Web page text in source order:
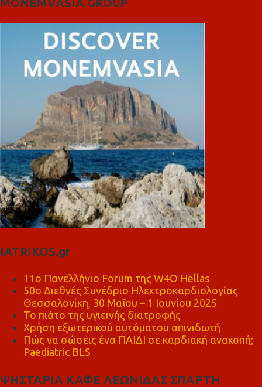
IATRIKOS.gr
11ο Πανελλήνιο Forum της W4O Hellas
50ο Διεθνές Συνέδριο Ηλεκτροκαρδιολογίας
Θεσσαλονίκη, 30 Μαΐου – 1 Ιουνίου 2025
Το πιάτο της υγιεινής διατροφής
Χρήση εξωτερικού αυτόματου απινιδωτή
Πώς να σώσεις ένα ΠΑΙΔΙ σε καρδιακή ανακοπή;
Paediatric BLS
ΨΗΣΤΑΡΙΑ ΚΑΦΕ ΛΕΩΝΙΔΑΣ ΣΠΑΡΤΗ